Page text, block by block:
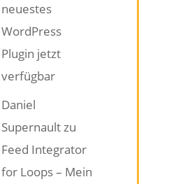
neuestes
WordPress
Plugin jetzt
verfügbar
Daniel
Supernaultzu
Feed Integrator
for Loops – Mein